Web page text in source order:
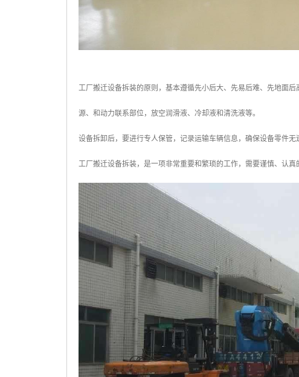
工厂搬迁设备拆装的原则，基本遵循先小后大、先易后难、先地面
源、和动力联系部位，放空润滑液、冷却液和清洗液等。
设备拆卸后，要进行专人保管，记录运输车辆信息，确保设备零件
工厂搬迁设备拆装，是一项非常重要和繁琐的工作，需要谨慎、认真